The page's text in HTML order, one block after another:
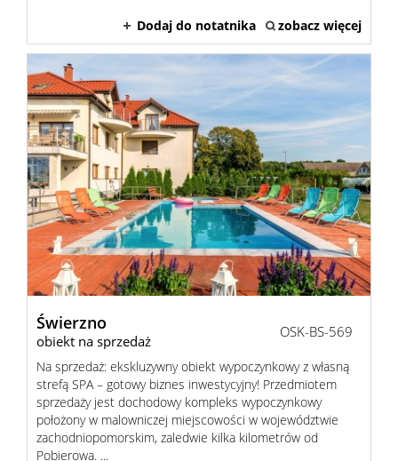
Dodaj do notatnika zobacz więcej
Świerzno
obiekt na sprzedaż
OSK-BS-569
Na sprzedaż: ekskluzywny obiekt wypoczynkowy z własną
strefą SPA – gotowy biznes inwestycyjny! Przedmiotem
sprzedaży jest dochodowy kompleks wypoczynkowy
położony w malowniczej miejscowości w województwie
zachodniopomorskim, zaledwie kilka kilometrów od
Pobierowa. ...